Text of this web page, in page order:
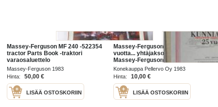
Massey-Ferguson MF 240 -522354
tractor Parts Book -traktori
varaosaluettelo
Massey-Ferguson 1983
Hinta:
50,00 €
LISÄÄ OSTOSKORIIN
Massey-Ferguson Kunniakirja 25
vuotta... yhtäjaksoisesti käyttänyt
Massey-Ferguson -koneita...
Loimaa 1983
Konekauppa Pellervo Oy 1983
Hinta:
10,00 €
LISÄÄ OSTOSKORIIN